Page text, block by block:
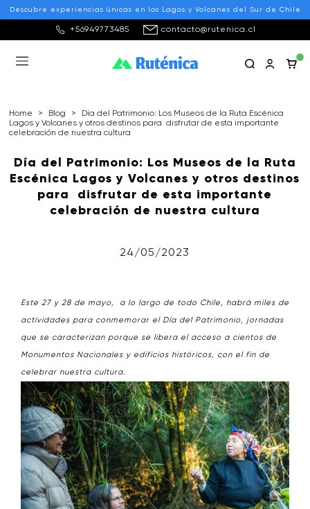
+56949773485 contacto@rutenica.cl
Descubre experiencias únicas en los Lagos y Volcanes del Sur de Chile
Home > Blog >
Día del Patrimonio: Los Museos de la Ruta Escénica
Lagos y Volcanes y otros destinos para disfrutar de esta importante
celebración de nuestra cultura
Día del Patrimonio: Los Museos de la Ruta
Escénica Lagos y Volcanes y otros destinos
para disfrutar de esta importante
celebración de nuestra cultura
24/05/2023
Este 27 y 28 de mayo, a lo largo de todo Chile, habrá miles de
actividades para conmemorar el Día del Patrimonio, jornadas
que se caracterizan porque se libera el acceso a cientos de
Monumentos Nacionales y edificios históricos, con el fin de
celebrar nuestra cultura.